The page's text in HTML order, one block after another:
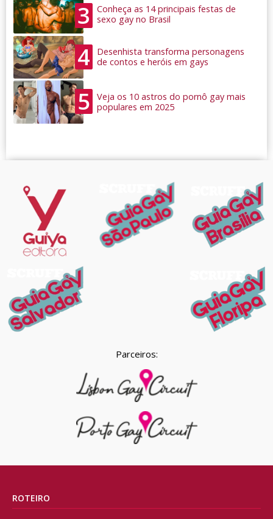
3
Conheça as 14 principais festas de
sexo gay no Brasil
4
Desenhista transforma personagens
de contos e heróis em gays
5
Veja os 10 astros do pornô gay mais
populares em 2025
Parceiros:
ROTEIRO